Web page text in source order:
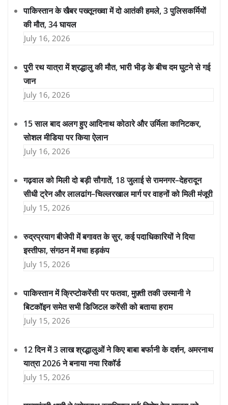
पाकिस्तान के खैबर पख्तूनख्वा में दो आतंकी हमले, 3 पुलिसकर्मियों
की मौत, 34 घायल
July 16, 2026
पुरी रथ यात्रा में श्रद्धालु की मौत, भारी भीड़ के बीच दम घुटने से गई
जान
July 16, 2026
15 साल बाद अलग हुए आदिनाथ कोठारे और उर्मिला कानिटकर,
सोशल मीडिया पर किया ऐलान
July 16, 2026
गढ़वाल को मिली दो बड़ी सौगातें, 18 जुलाई से रामनगर–देहरादून
सीधी ट्रेन और लालढांग–चिल्लरखाल मार्ग पर वाहनों को मिली मंजूरी
July 15, 2026
रुद्रप्रयाग बीजेपी में बगावत के सुर, कई पदाधिकारियों ने दिया
इस्तीफा, संगठन में मचा हड़कंप
July 15, 2026
पाकिस्तान में क्रिप्टोकरेंसी पर फतवा, मुफ़्ती तकी उस्मानी ने
बिटकॉइन समेत सभी डिजिटल करेंसी को बताया हराम
July 15, 2026
12 दिन में 3 लाख श्रद्धालुओं ने किए बाबा बर्फानी के दर्शन, अमरनाथ
यात्रा 2026 ने बनाया नया रिकॉर्ड
July 15, 2026